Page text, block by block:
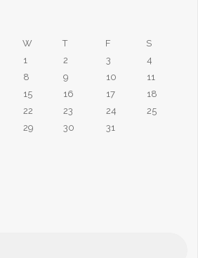
W T F
S
1
2 3
4
8 9 10
11
15 16 17
18
22 23 24
25
29 30 31